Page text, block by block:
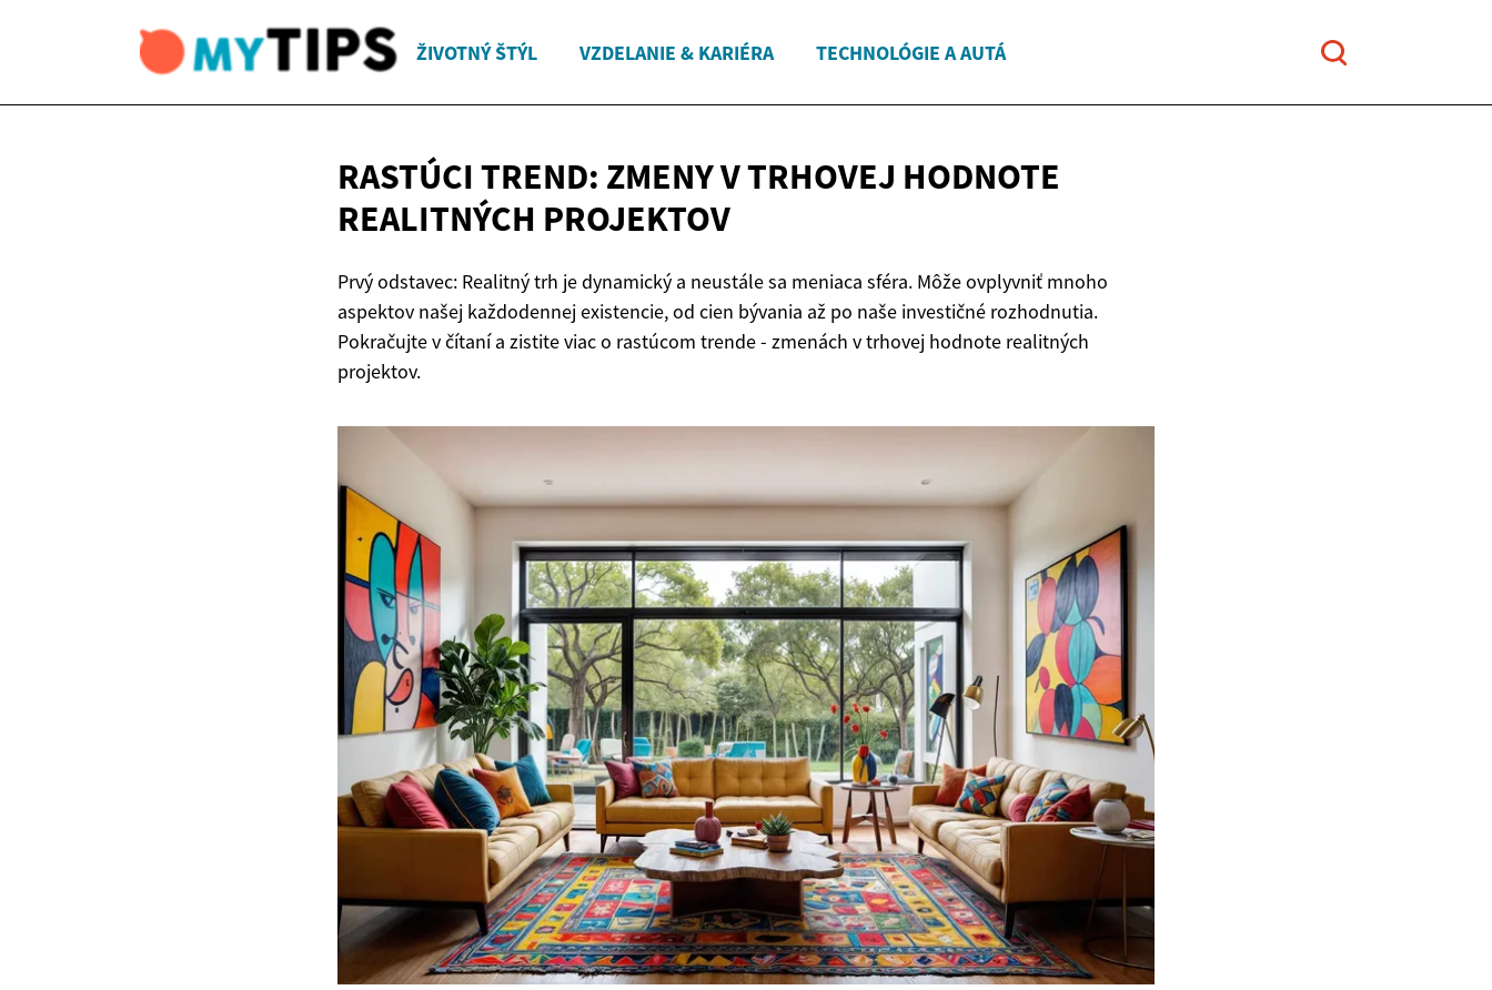
ŽIVOTNÝ ŠTÝL VZDELANIE & KARIÉRA TECHNOLÓGIE A AUTÁ
RASTÚCI TREND: ZMENY V TRHOVEJ HODNOTE
REALITNÝCH PROJEKTOV
Prvý odstavec: Realitný trh je dynamický a neustále sa meniaca sféra. Môže ovplyvniť mnoho
aspektov našej každodennej existencie, od cien bývania až po naše investičné rozhodnutia.
Pokračujte v čítaní a zistite viac o rastúcom trende - zmenách v trhovej hodnote realitných
projektov.